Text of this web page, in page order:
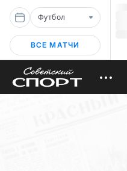
Футбол
ВСЕ МАТЧИ